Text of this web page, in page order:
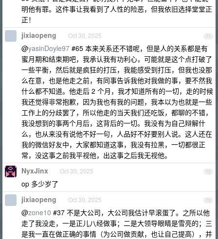
明他有罪。这件事让我看到了人性的险恶，但我依旧选择堂堂正
正！
71
jixiaopeng Oct 30, 2025
@yasinDoyle97 #65 本来关系还不错呢，但是人的关系都是有
蜜月期和结束期吧，我承认我有功利心，可能就是这个点打破了
一些平衡，然后就是疯狂的打压，我能感受到打压，但我也没那
么在意，也是他走之前，有同事告诉我他对我做的事，要不然我
什么都不知道。他走后 2 个月，我才知道所有的一切，走的时候
我还觉得非常抱歉，因为我也有我的问题，我本以为也就是一些
工作上的分歧罢了，所以他走的当天我们还吃饭，都聊的不错，
我没想到的事两个月后，这背后的一切。我没有为自己辩解什
么，也从来没有说他不好一句，人品好不好要别人说。这人还在
我的微信好友中，大家都知道这事，我没有拉黑，一切都很正
常，没这事之前我平视他，出这事之后我无视他。
72
NyxJinx Oct 30, 2025
op 多少岁了
73
jixiaopeng Oct 30, 2025
@zone10 #37 不是大公司，大公司我估计早滚蛋了。之所以他
走了我没走，一是正儿八经做事；二是大领导眼睛是雪亮的；三
是我一直在做正确的事情（为公司做贡献，也让自己提高），并